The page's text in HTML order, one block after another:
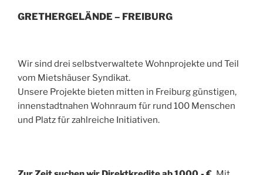
GRETHERGELÄNDE – FREIBURG
Wir sind drei selbstverwaltete Wohnprojekte und Teil
vom Mietshäuser Syndikat.
Unsere Projekte bieten mitten in Freiburg günstigen,
innenstadtnahen Wohnraum für rund 100 Menschen
und Platz für zahlreiche Initiativen.